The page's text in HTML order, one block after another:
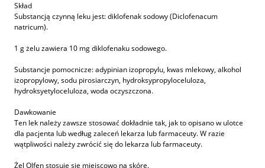
Skład
Substancją czynną leku jest: diklofenak sodowy (Diclofenacum
natricum).
1 g żelu zawiera 10 mg diklofenaku sodowego.
Substancje pomocnicze: adypinian izopropylu, kwas mlekowy, alkohol
izopropylowy, sodu pirosiarczyn, hydroksypropyloceluloza,
hydroksyetyloceluloza, woda oczyszczona.
Dawkowanie
Ten lek należy zawsze stosować dokładnie tak, jak to opisano w ulotce
dla pacjenta lub według zaleceń lekarza lub farmaceuty. W razie
wątpliwości należy zwrócić się do lekarza lub farmaceuty.
Żel Olfen stosuje się miejscowo na skórę.